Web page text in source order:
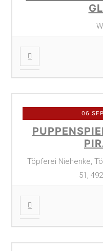
06
Töpferei Niehenke,
51,